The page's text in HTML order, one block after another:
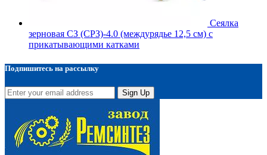
Сеялка
зерновая СЗ (СРЗ)-4.0 (междурядье 12,5 см) с
прикатывающими катками
Подпишитесь на рассылку
Sign Up